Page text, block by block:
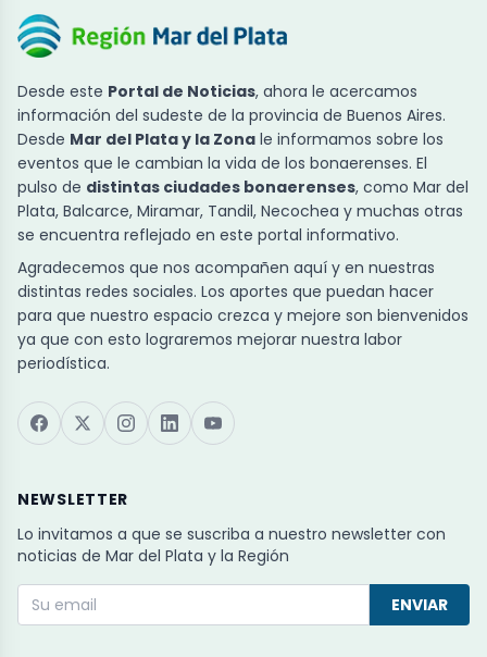
Desde este Portal de Noticias, ahora le acercamos
información del sudeste de la provincia de Buenos Aires.
Desde Mar del Plata y la Zona le informamos sobre los
eventos que le cambian la vida de los bonaerenses. El
pulso de distintas ciudades bonaerenses, como Mar del
Plata, Balcarce, Miramar, Tandil, Necochea y muchas otras
se encuentra reflejado en este portal informativo.
Agradecemos que nos acompañen aquí y en nuestras
distintas redes sociales. Los aportes que puedan hacer
para que nuestro espacio crezca y mejore son bienvenidos
ya que con esto lograremos mejorar nuestra labor
periodística.
NEWSLETTER
Lo invitamos a que se suscriba a nuestro newsletter con
noticias de Mar del Plata y la Región
ENVIAR